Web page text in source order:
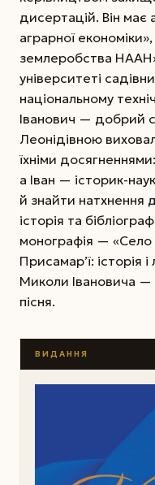
дисертацій. Він має
аграрної
землеробства
університеті
національному
Іванович — добрий
Леонідівною
їхніми
а Іван — історик-
й знайти натхнення
історія та
монографія — «Село
Присамар’ї:
Миколи Івановича —
пісня.
ВИДАННЯ